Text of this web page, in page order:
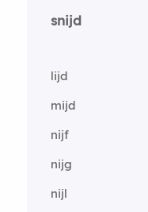
snijd
lijd
mijd
nijf
nijg
nijl